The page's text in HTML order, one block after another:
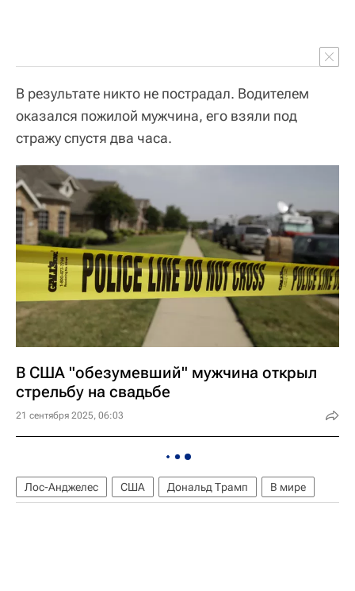
В результате никто не пострадал. Водителем
оказался пожилой мужчина, его взяли под
стражу спустя два часа.
В США "обезумевший" мужчина открыл
стрельбу на свадьбе
21 сентября 2025, 06:03
Лос-Анджелес США Дональд Трамп В мире